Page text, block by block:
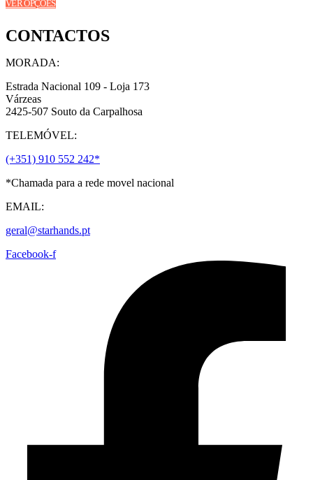
page
VER OPÇÕES
product
multiple
The
may
chosen
the
page
CONTACTOS
MORADA:
Estrada Nacional 109 - Loja 173
Várzeas
2425-507 Souto da Carpalhosa
TELEMÓVEL:
(+351) 910 552 242*
*Chamada para a rede movel nacional
EMAIL:
geral@starhands.pt
Facebook-f